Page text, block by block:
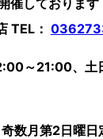
催しておりま
TEL：
～21:00、土
数月第2日曜日